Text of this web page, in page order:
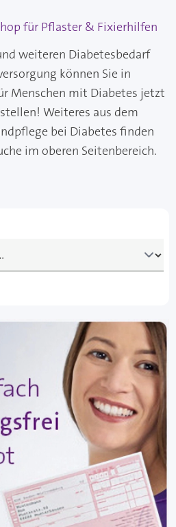
für Pflaster & Fixierhilfen
weiteren Diabetesbedarf
können Sie in
Menschen mit Diabetes jetzt
Weiteres aus dem
bei Diabetes finden
im oberen Seitenbereich.